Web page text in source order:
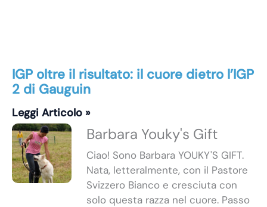
IGP oltre il risultato: il cuore dietro l’IGP
2 di Gauguin
Leggi Articolo »
Barbara Youky's Gift
Ciao! Sono Barbara YOUKY'S GIFT.
Nata, letteralmente, con il Pastore
Svizzero Bianco e cresciuta con
solo questa razza nel cuore. Passo